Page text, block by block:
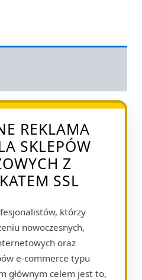
REKLAMA
SKLEPÓW
Z
SSL
którzy
nowoczesnych,
oraz
e-commerce typu
głównym celem jest to,